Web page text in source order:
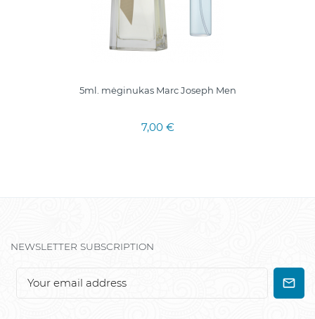
5ml. mėginukas Marc Joseph Men
7,00 €
NEWSLETTER SUBSCRIPTION